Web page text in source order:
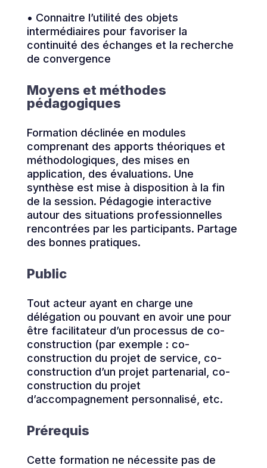
• Connaitre l’utilité des objets
intermédiaires pour favoriser la
continuité des échanges et la recherche
de convergence
Moyens et méthodes
pédagogiques
Formation déclinée en modules
comprenant des apports théoriques et
méthodologiques, des mises en
application, des évaluations. Une
synthèse est mise à disposition à la fin
de la session. Pédagogie interactive
autour des situations professionnelles
rencontrées par les participants. Partage
des bonnes pratiques.
Public
Tout acteur ayant en charge une
délégation ou pouvant en avoir une pour
être facilitateur d’un processus de co-
construction (par exemple : co-
construction du projet de service, co-
construction d’un projet partenarial, co-
construction du projet
d’accompagnement personnalisé, etc.
Prérequis
Cette formation ne nécessite pas de